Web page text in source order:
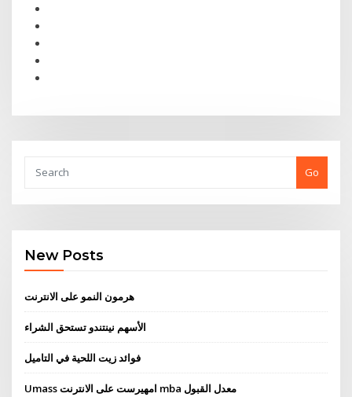
Go
New Posts
هرمون النمو على الانترنت
الأسهم نينتندو تستحق الشراء
فوائد زيت اللحية في التاميل
Umass امهيرست على الانترنت mba معدل القبول